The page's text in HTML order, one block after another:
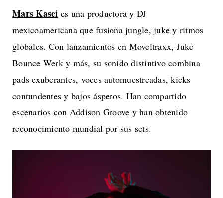
Mars Kasei es una productora y DJ
mexicoamericana que fusiona jungle, juke y ritmos
globales. Con lanzamientos en Moveltraxx, Juke
Bounce Werk y más, su sonido distintivo combina
pads exuberantes, voces automuestreadas, kicks
contundentes y bajos ásperos. Han compartido
escenarios con Addison Groove y han obtenido
reconocimiento mundial por sus sets.